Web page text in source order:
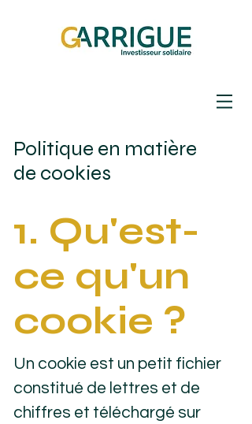
Politique en matière
de cookies
1. Qu'est-
ce qu'un
cookie ?
Un cookie est un petit fichier
constitué de lettres et de
chiffres et téléchargé sur